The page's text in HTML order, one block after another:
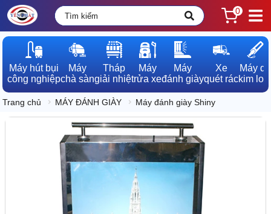
0
Máy hút bụi
công nghiệp
Máy
chà sàn
Tháp
giải nhiệt
Máy
rửa xe
Máy
đánh giày
Xe
quét rác
Máy dò
kim loại
Trang chủ MÁY ĐÁNH GIÀY Máy đánh giày Shiny